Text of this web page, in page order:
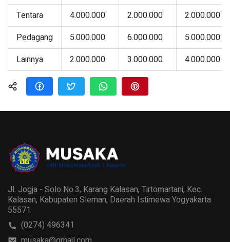
Tentara
4.000.000 2.000.000
2.000.000
Pedagang
5.000.000 6.000.000
5.000.000
Lainnya
2.000.000 3.000.000 4.000.000
Jl. Jogja - Solo No.3, Karang Kalasan, Tirtomartani, Kec.
Kalasan, Kabupaten Sleman, Daerah Istimewa Yogyakarta
55571
(0274) 496341